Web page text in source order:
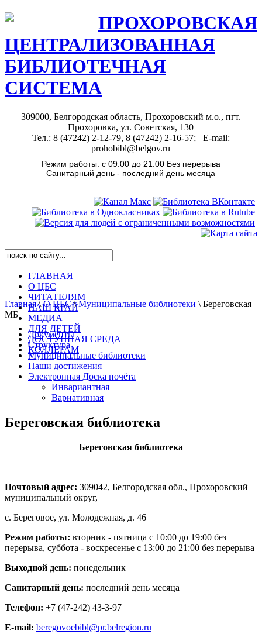
ПРОХОРОВСКАЯ
ЦЕНТРАЛИЗОВАННАЯ
БИБЛИОТЕЧНАЯ
СИСТЕМА
309000, Белгородская область, Прохоровский м.о., пгт.
Прохоровка, ул. Советская, 130
Тел.: 8 (47242) 2-12-79, 8 (47242) 2-16-57; E-mail:
prohobibl@belgov.ru
Режим работы: с 09:00 до 21:00 Без перерыва
Санитарный день - последний день месяца
ГЛАВНАЯ
О ЦБС
ЧИТАТЕЛЯМ
НАШ КРАЙ
МЕДИА
ДЛЯ ДЕТЕЙ
ДОСТУПНАЯ СРЕДА
КОЛЛЕГАМ
Главная\О ЦБС\Муниципальные библиотеки \ Береговская
МБ
Документы
Структура
Муниципальные библиотеки
Наши достижения
Электронная Доска почёта
Инвариантная
Вариативная
Береговская библиотека
Береговская библиотека
Почтовый адрес: 309042, Белгородская обл., Прохоровский
муниципальный округ,
с. Береговое, ул. Молодежная, д. 46
Режим работы: вторник - пятница с 10:00 до 19:00 без
перерыва, суббота - воскресенье с 13:00 до 21:00 без перерыва
Выходной день: понедельник
Санитарный день: последний день месяца
Телефон: +7 (47-242) 43-3-97
E-mail: beregovoebibl@pr.belregion.ru